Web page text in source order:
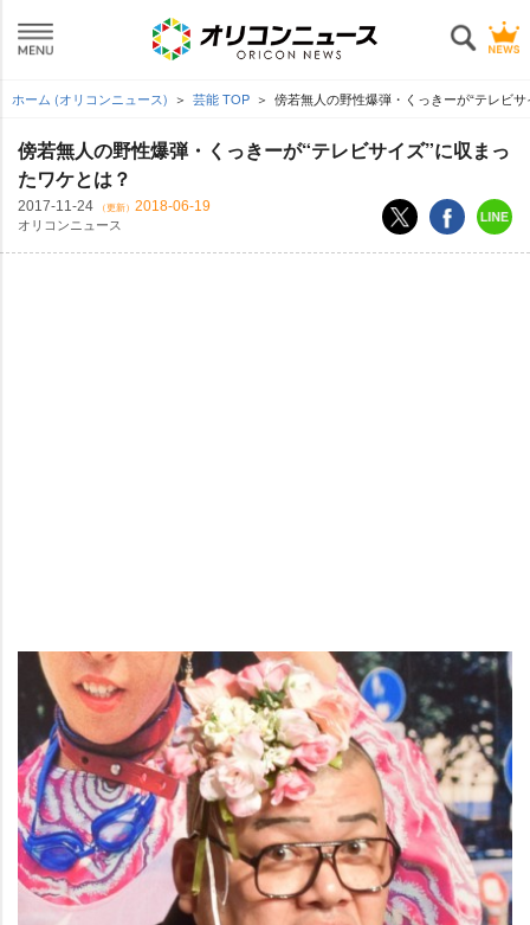
ホーム (オリコンニュース) 芸能 TOP 傍若無人の野性爆弾・くっきーが“テレビ
傍若無人の野性爆弾・くっきーが“テレビサイズ”に収まっ
たワケとは？
2017-11-24 （更新） 2018-06-19
オリコンニュース